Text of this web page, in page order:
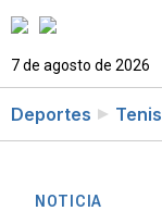
7 de agosto de 2026
Deportes Tenis
NOTICIA